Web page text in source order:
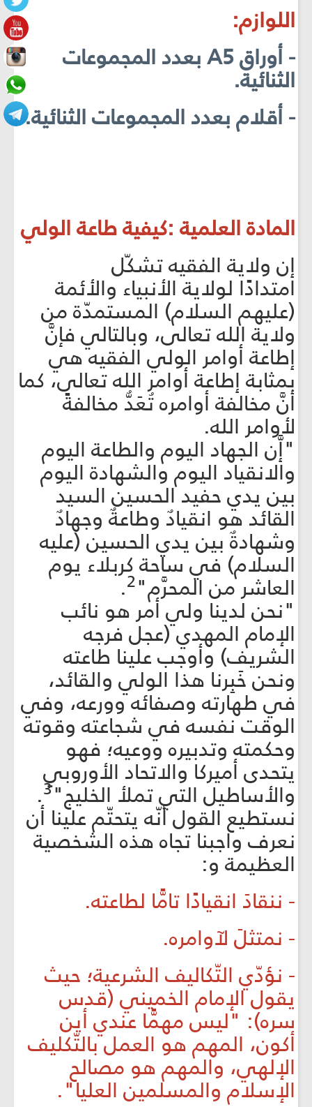
اللوازم:
- أوراق A5 بعدد المجموعات
الثنائية.
- أقلام بعدد المجموعات الثنائية.
المادة العلمية :كيفية طاعة الولي
إن ولاية الفقيه تشكّل
امتدادًا لولاية الأنبياء والأئمة
(عليهم السلام) المستمدّة من
ولاية الله تعالى، وبالتالي فإنَّ
إطاعة أوامر الولي الفقيه هي
بمثابة إطاعة أوامر الله تعالى، كما
أنَّ مخالفة أوامره تُعَدُّ مخالفةً
لأوامر الله.
"إَّن الجهاد اليوم والطاعة اليوم
والانقياد اليوم والشهادة اليوم
بين يدي حفيد الحسين السيد
القائد هو انقيادٌ وطاعةٌ وجهادٌ
وشهادةٌ بين يدي الحسين (عليه
السلام) في ساحة كربلاء يوم
العاشر من المحرَّم"2
.
"نحن لدينا ولي أمر هو نائب
الإمام المهدي (عجل فرجه
الشريف) وأوجب علينا طاعته
ونحن خَبِرنا هذا الولي والقائد،
في طهارته وصفائه وورعه، وفي
الوقت نفسه في شجاعته وقوته
وحكمته وتدبيره ووعيه؛ فهو
يتحدى أميركا والاتحاد الأوروبي
والأساطيل التي تملأ الخليج"3
.
نستطيع القول أنّه يتحتّم علينا أن
نعرف واجبنا تجاه هذه الشخصية
العظيمة و:
- ننقادَ انقيادًا تامًّا لطاعته.
- نمتثلَ لآوامره.
- نؤدّي التّكاليف الشرعية؛ حيث
يقول الإمام الخميني (قدس
سره): "ليس مهمًّا عندي أين
أكون، المهم هو العمل بالتّكليف
الإلهي، والمهم هو مصالح
الإسلام والمسلمين العليا".